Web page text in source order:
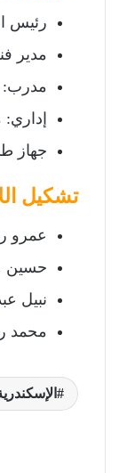
رئيس
مدير
مدرب:
جهاز
تشكيل
عمرو
حسين
نبيل
محمد